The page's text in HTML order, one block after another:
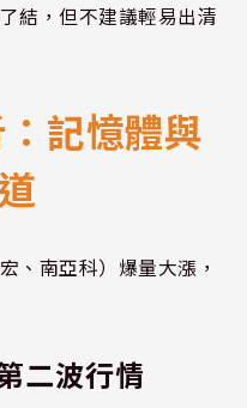
結，但不建議輕易出清
記憶體與
、南亞科）爆量大漲，
二波行情